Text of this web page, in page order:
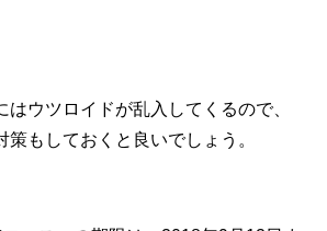
はウツロイドが乱入してくるので、
策もしておくと良いでしょう。